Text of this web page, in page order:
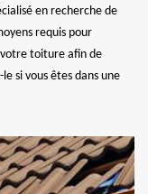
en recherche de
requis pour
votre toiture afin de
si vous êtes dans une